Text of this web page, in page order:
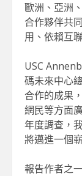
歐洲、亞洲
合作夥伴共
用、依賴互
USC
碼未來中心
合作的成果
網民等方面
年度調查，
將邁進一個
報告作者之